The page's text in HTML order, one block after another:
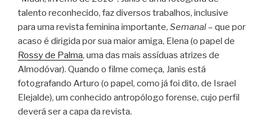
talento reconhecido, faz diversos trabalhos, inclusive
para uma revista feminina importante, Semanal– que por
acaso é dirigida por sua maior amiga, Elena (o papel de
Rossy de Palma, uma das mais assíduas atrizes de
Almodóvar). Quando o filme começa, Janis está
fotografando Arturo (o papel, como já foi dito, de Israel
Elejalde), um conhecido antropólogo forense, cujo perfil
deverá ser a capa da revista.